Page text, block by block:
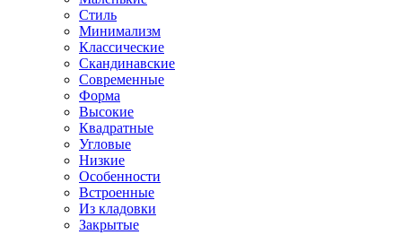
Стиль
Минимализм
Классические
Скандинавские
Современные
Форма
Высокие
Квадратные
Угловые
Низкие
Особенности
Встроенные
Из кладовки
Закрытые